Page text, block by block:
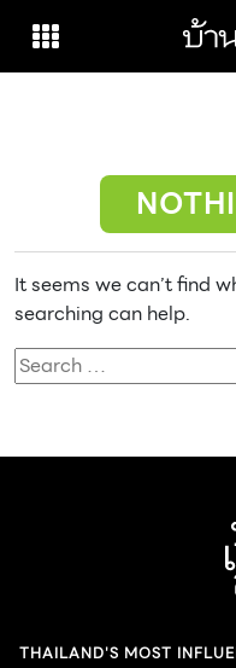
content
It seems we can’t find
searching can help.
Search
for:
THAILAND'S MOST